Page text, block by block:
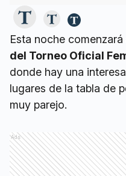
Esta noche
del Torneo Oficial
donde hay una
lugares de la tabla de
muy parejo.
Ads